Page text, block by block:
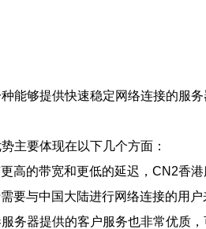
能够提供快速稳定网络连接的服
主要体现在以下几个方面：
高的带宽和更低的延迟，CN2香
要与中国大陆进行网络连接的用
务器提供的客户服务也非常优质